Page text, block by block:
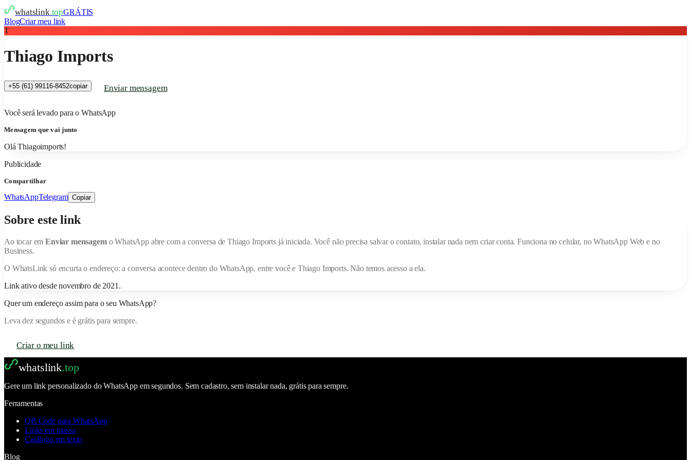
whatslink.topGRÁTIS
BlogCriar meu link
T
Thiago Imports
+55 (61) 99116-8452copiar Enviar mensagem
Você será levado para o WhatsApp
Mensagem que vai junto
Olá Thiagoimports!
Publicidade
Compartilhar
WhatsAppTelegram Copiar
Sobre este link
Ao tocar emEnviar mensagem o WhatsApp abre com a conversa deThiago Importsjá iniciada. Você não precisa salvar o contato, instalar nada nem criar conta. Funciona no celular, no WhatsApp Web e no
Business.
O WhatsLink só encurta o endereço: a conversa acontece dentro do WhatsApp, entre você e Thiago Imports. Não temos acesso a ela.
Link ativo desde novembro de 2021 .
Quer um endereço assim para o seu WhatsApp?
Leva dez segundos e é grátis para sempre.
Criar o meu link
whatslink.top
Gere um link personalizado do WhatsApp em segundos. Sem cadastro, sem instalar nada, grátis para sempre.
Ferramentas
QR Code para WhatsApp
Links em massa
Catálogo em texto
Blog